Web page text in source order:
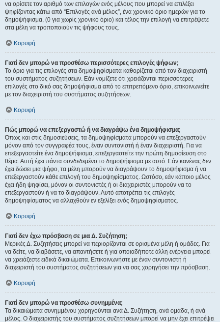
να ορίσετε τον αριθμό των επιλογών ενός μέλους που μπορεί να επιλέξει
ψηφίζοντας κάτω από “Επιλογές ανά μέλος”, ένα χρονικό όριο ημερών για το
δημοψήφισμα, (0 για χωρίς χρονικό όριο) και τέλος την επιλογή να επιτρέψετε
στα μέλη να τροποποιούν τις ψήφους τους.
Κορυφή
Γιατί δεν μπορώ να προσθέσω περισσότερες επιλογές ψήφων;
Το όριο για τις επιλογές στα δημοψηφίσματα καθορίζεται από τον διαχειριστή
του συστήματος συζητήσεων. Εάν νομίζετε ότι χρειάζονται περισσότερες
επιλογές στο δικό σας δημοψήφισμα από το επιτρεπόμενο όριο, επικοινωνείτε
με τον διαχειριστή του συστήματος συζητήσεων.
Κορυφή
Πώς μπορώ να επεξεργαστώ ή να διαγράψω ένα δημοψήφισμα;
Όπως και στις δημοσιεύσεις, τα δημοψηφίσματα μπορούν να επεξεργαστούν
μόνον από τον συγγραφέα τους, έναν συντονιστή ή έναν διαχειριστή. Για να
επεξεργαστείτε ένα δημοψήφισμα, επεξεργαστείτε την πρώτη δημοσίευση στο
θέμα. Αυτή έχει πάντα συνδεδεμένο το δημοψήφισμα με αυτό. Εάν κανένας δεν
έχει δώσει μια ψήφο, τα μέλη μπορούν να διαγράψουν το δημοψήφισμα ή να
επεξεργαστούν κάθε επιλογή του δημοψηφίσματος. Ωστόσο, εάν κάποιο μέλος
έχει ήδη ψηφίσει, μόνον οι συντονιστές ή οι διαχειριστές μπορούν να το
επεξεργαστούν ή να το διαγράψουν. Αυτό αποτρέπει τις επιλογές
δημοψηφίσματος να αλλαχθούν εν εξελίξει ενός δημοψηφίσματος.
Κορυφή
Γιατί δεν έχω πρόσβαση σε μια Δ. Συζήτηση;
Μερικές Δ. Συζητήσεις μπορεί να περιορίζονται σε ορισμένα μέλη ή ομάδες. Για
να δείτε, να διαβάσετε, να απαντήσετε ή για οποιαδήποτε άλλη ενέργεια μπορεί
να χρειάζεστε ειδικά δικαιώματα. Επικοινωνήστε με έναν συντονιστή ή
διαχειριστή του συστήματος συζητήσεων για να σας χορηγήσει την πρόσβαση.
Κορυφή
Γιατί δεν μπορώ να προσθέσω συνημμένα;
Τα δικαιώματα συνημμένου χορηγούνται ανά Δ. Συζήτηση, ανά ομάδα, ή ανά
μέλος. Ο διαχειριστής του συστήματος συζητήσεων μπορεί να μην έχει επιτρέψει